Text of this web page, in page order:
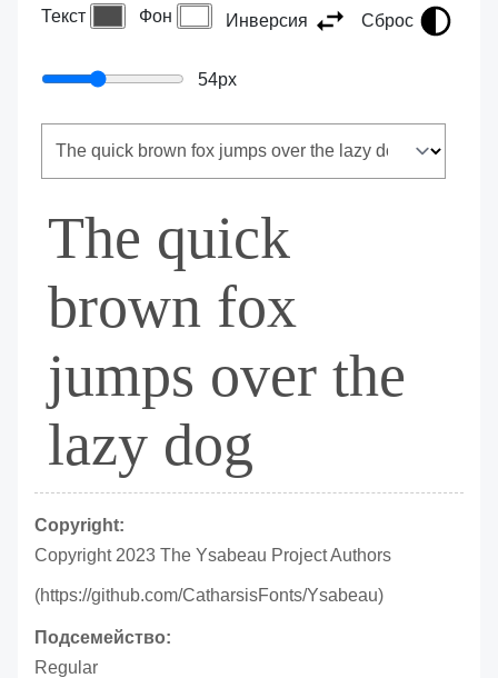
Текст Фон Инверсия Сброс
54px
The quick
brown fox
jumps over the
lazy dog
Copyright:
Copyright 2023 The Ysabeau Project Authors
(https://github.com/CatharsisFonts/Ysabeau)
Подсемейство:
Regular